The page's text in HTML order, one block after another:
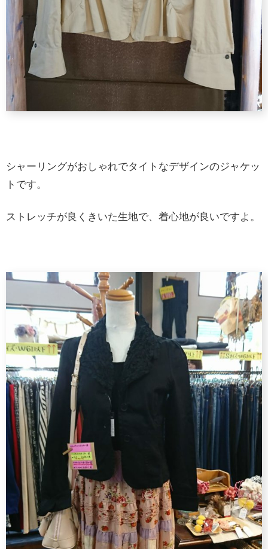
シャーリングがおしゃれでタイトなデザインのジャケッ
トです。
ストレッチが良くきいた生地で、着心地が良いですよ。